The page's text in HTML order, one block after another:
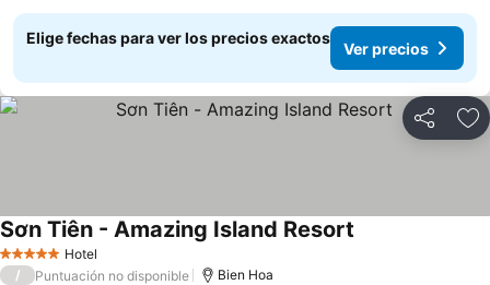
Elige fechas para ver los precios exactos
Ver precios
Compartir
5 Estrellas Hotel
Sơn Tiên - Amazing Island Resort
/ Puntuación no disponible Bien Hoa